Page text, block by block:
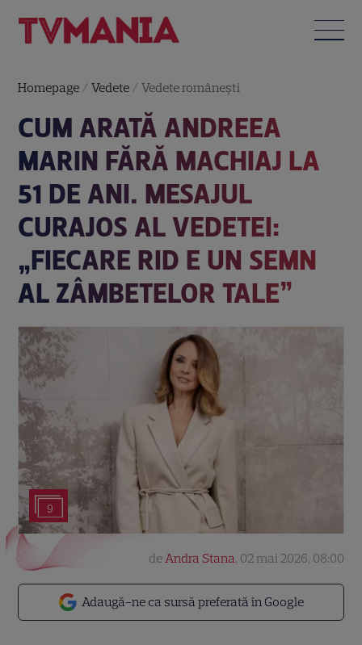
Homepage /Vedete /Vedete româneşti
CUM ARATĂ ANDREEA
MARIN FĂRĂ MACHIAJ LA
51 DE ANI. MESAJUL
CURAJOS AL VEDETEI:
„FIECARE RID E UN SEMN
AL ZÂMBETELOR TALE”
9
Adaugă-ne ca sursă preferată în Google
deAndra Stana, 02 mai 2026, 08:00